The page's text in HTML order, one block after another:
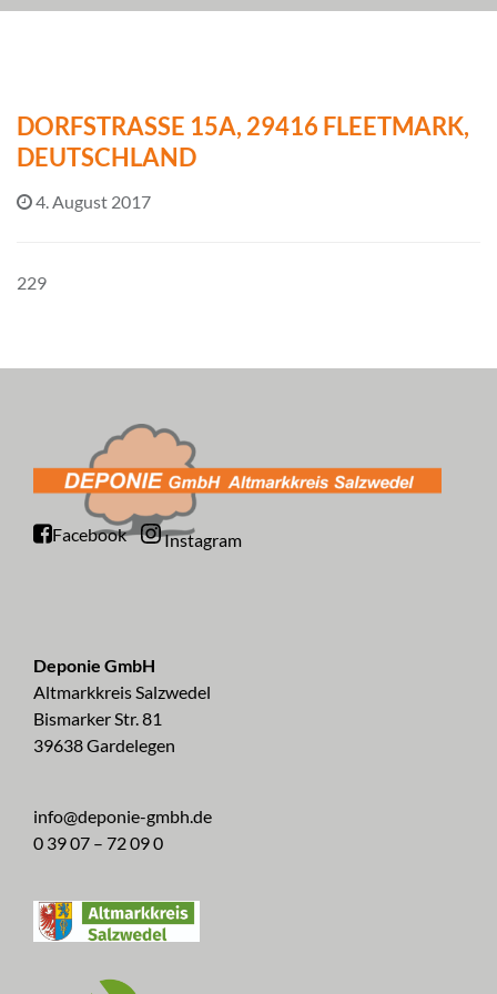
DORFSTRASSE 15A, 29416 FLEETMARK, D
EUTSCHLAND
4. August 2017
229
Facebook Instagram
Deponie GmbH
Altmarkkreis Salzwedel
Bismarker Str. 81
39638 Gardelegen
info@deponie-gmbh.de
0 39 07 – 72 09 0